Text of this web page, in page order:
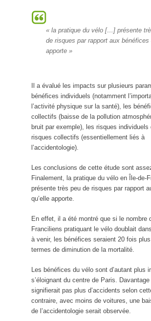
« la pratique du vélo […] présente
de risques par rapport aux bénéfices
apporte »
Il a évalué les impacts sur plusieurs
bénéfices individuels (notamment
l’activité physique sur la santé), les
collectifs (baisse de la pollution
bruit par exemple), les risques individuels
risques collectifs (essentiellement liés à
l’accidentologie).
Les conclusions de cette étude sont
Finalement, la pratique du vélo en Île-de-
présente très peu de risques par rapport
qu’elle apporte.
En effet, il a été montré que si le nombre
Franciliens pratiquant le vélo doublait
à venir, les bénéfices seraient 20 fois
termes de diminution de la mortalité.
Les bénéfices du vélo sont d’autant plus
s’éloignant du centre de Paris.
signifierait pas plus d’accidents selon
contraire, avec moins de voitures, une
de l’accidentologie serait observée.